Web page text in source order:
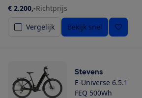
€ 2.200,-Richtprijs
Vergelijk
Bekijk snel
Stevens
E-Universe 6.5.1
FEQ 500Wh